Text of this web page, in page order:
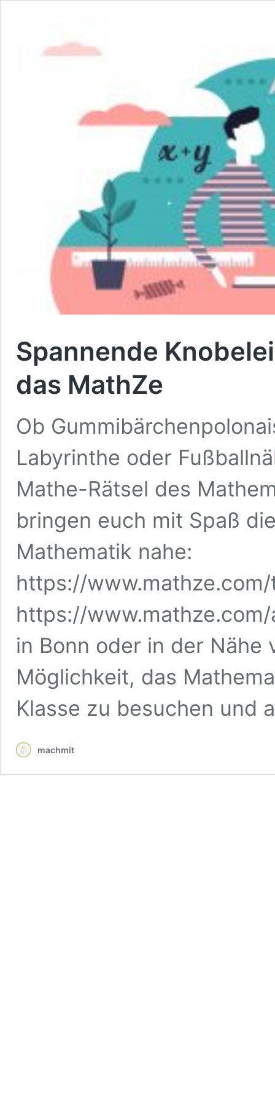
Spannende
das MathZe
Ob
Labyrinthe oder
Mathe-Rätsel des
bringen euch mit Spaß
Mathematik nahe:
https://
https://
in Bonn oder in der Nähe
Möglichkeit, das
Klasse zu besuchen
machmit